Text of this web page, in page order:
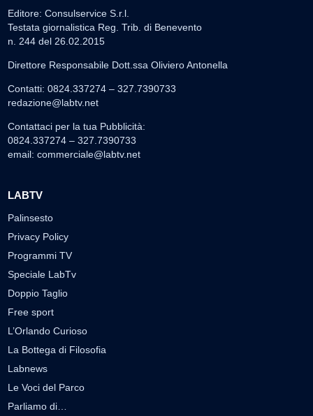
Editore: Consulservice S.r.l.
Testata giornalistica Reg. Trib. di Benevento
n. 244 del 26.02.2015
Direttore Responsabile Dott.ssa Oliviero Antonella
Contatti: 0824.337274 – 327.7390733
redazione@labtv.net
Contattaci per la tua Pubblicità:
0824.337274 – 327.7390733
email: commerciale@labtv.net
LABTV
Palinsesto
Privacy Policy
Programmi TV
Speciale LabTv
Doppio Taglio
Free sport
L’Orlando Curioso
La Bottega di Filosofia
Labnews
Le Voci del Parco
Parliamo di…